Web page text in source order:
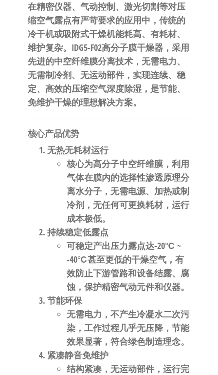
在精密仪器、气动控制、激光切割等对压
缩空气露点有严苛要求的应用中，传统的
冷干机或吸附式干燥机能耗高、有耗材、
维护复杂。IDG5-F02高分子膜干燥器，采用
先进的中空纤维膜分离技术，无需电力、
无需制冷剂、无运动部件，实现连续、稳
定、高效的压缩空气深度除湿，是节能、
免维护干燥的理想解决方案。
核心产品优势
无热无耗材运行
核心为高分子中空纤维膜，利用
气体在膜内的选择性渗透原理分
离水分子，无需电源、加热或制
冷剂，无任何可更换耗材，运行
成本极低。
持续稳定低露点
可稳定产出压力露点达-20℃ ~
-40℃甚至更低的干燥空气，有
效防止下游管路和设备结露、腐
蚀，保护精密气动元件和仪器。
节能环保
无需电力，不产生冷凝水二次污
染，工作过程几乎无压降，节能
效果显著，符合绿色制造理念。
紧凑静音免维护
结构紧凑，无运动部件，运行完